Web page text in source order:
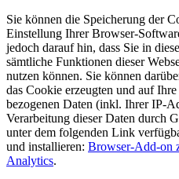
Sie können die Speicherung der
Einstellung Ihrer Browser-
jedoch darauf hin, dass Sie in
sämtliche Funktionen dieser
nutzen können. Sie können
das Cookie erzeugten und auf
bezogenen Daten (inkl. Ihrer IP-
Verarbeitung dieser Daten durch
unter dem folgenden Link
und installieren: Browser-Add-on
Analytics.